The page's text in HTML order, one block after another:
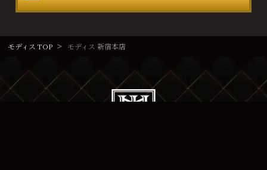
モディス TOP モディス 新宿本店